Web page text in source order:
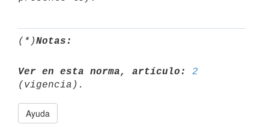
(*)Notas:
Ver en esta norma, artículo:
2
Ayuda